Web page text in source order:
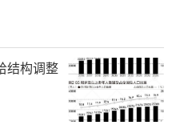
结构调整